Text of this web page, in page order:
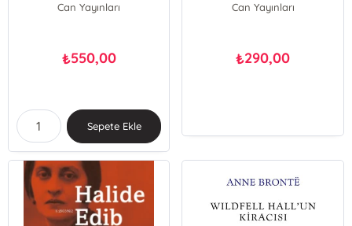
Can Yayınları
₺550,00
Sepete Ekle
Can Yayınları
₺290,00